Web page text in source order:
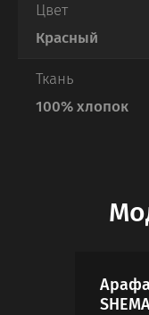
Цвет
Красный
Ткань
100% хлопок